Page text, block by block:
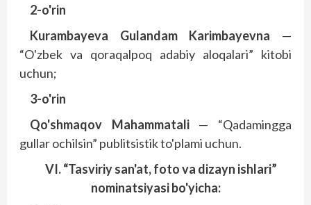
2-o'rin
Kurambayeva Gulandam Karimbayevna —
“O'zbek va qoraqalpoq adabiy aloqalari” kitobi
uchun;
3-o'rin
Qo'shmaqov Mahammatali— “Qadamingga
gullar ochilsin” publitsistik to'plami uchun.
VI. “Tasviriy san'at, foto va dizayn ishlari”
nominatsiyasi bo'yicha: